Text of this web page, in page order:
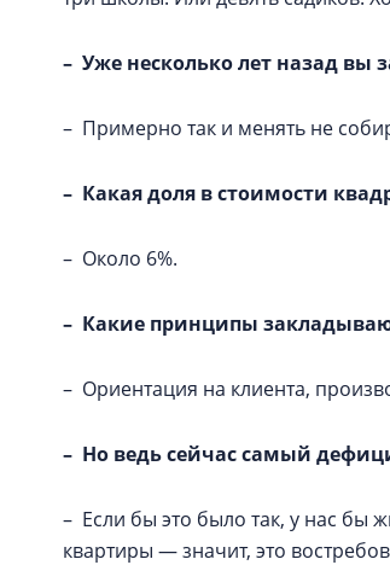
– Уже несколько лет назад вы
– Примерно так и менять не
– Какая доля в стоимости
– Около 6%.
– Какие принципы
– Ориентация на клиента,
– Но ведь сейчас самый
– Если бы это было так, у нас бы
квартиры — значит, это